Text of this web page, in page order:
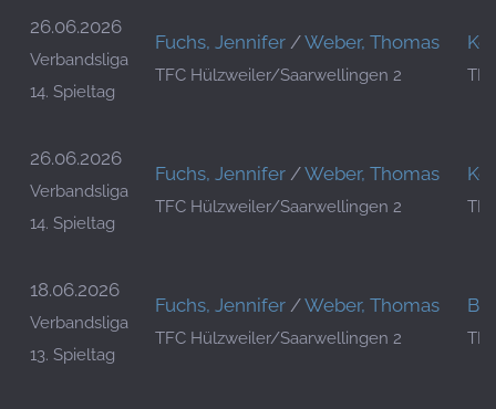
26.06.2026
Verbandsliga
14. Spieltag
Fuchs, Jennifer /Weber, Thomas
TFC Hülzweiler/Saarwellingen 2
26.06.2026
Verbandsliga
14. Spieltag
Fuchs, Jennifer /Weber, Thomas
TFC Hülzweiler/Saarwellingen 2
18.06.2026
Verbandsliga
13. Spieltag
Fuchs, Jennifer /Weber, Thomas
TFC Hülzweiler/Saarwellingen 2